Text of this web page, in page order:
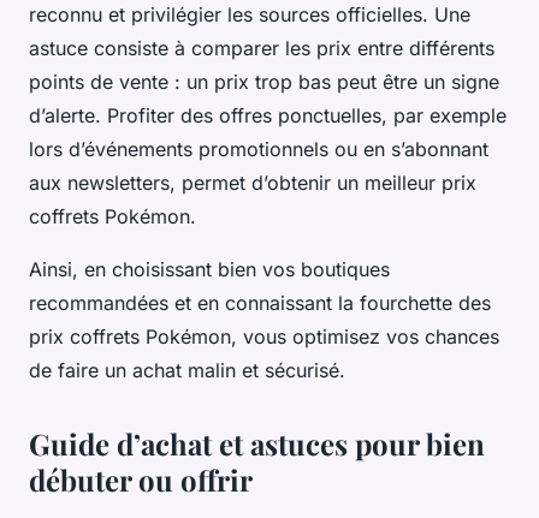
reconnu et privilégier les sources officielles. Une
astuce consiste à comparer les prix entre différents
points de vente : un prix trop bas peut être un signe
d’alerte. Profiter des offres ponctuelles, par exemple
lors d’événements promotionnels ou en s’abonnant
aux newsletters, permet d’obtenir un meilleur prix
coffrets Pokémon.
Ainsi, en choisissant bien vos boutiques
recommandées et en connaissant la fourchette des
prix coffrets Pokémon, vous optimisez vos chances
de faire un achat malin et sécurisé.
Guide d’achat et astuces pour bien
débuter ou offrir